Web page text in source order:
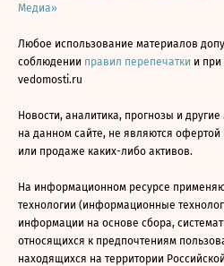
Медиа»
Любое использование материалов
соблюдении правил перепечатки и при
vedomosti.ru
Новости, аналитика, прогнозы и
на данном сайте, не являются
или продаже каких-либо активов.
На информационном ресурсе
технологии (информационные
информации на основе сбора,
относящихся к предпочтениям
находящихся на территории